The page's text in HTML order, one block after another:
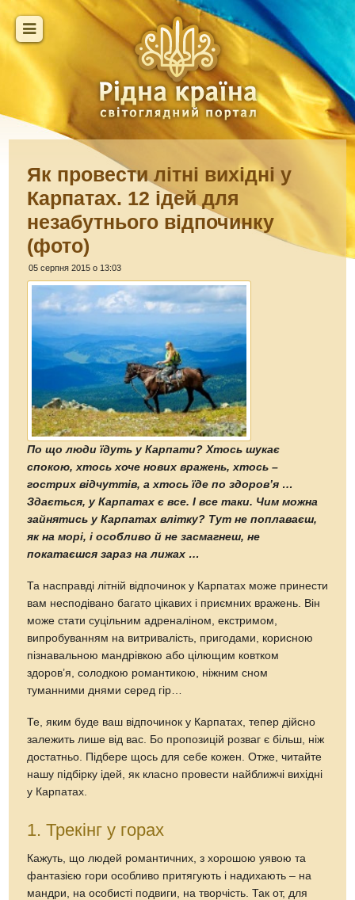
Як провести літні вихідні у
Карпатах. 12 ідей для
незабутнього відпочинку
(фото)
05 серпня 2015 о 13:03
По що люди їдуть у Карпати? Хтось шукає
спокою, хтось хоче нових вражень, хтось –
гострих відчуттів, а хтось їде по здоров’я …
Здається, у Карпатах є все. І все таки. Чим можна
зайнятись у Карпатах влітку? Тут не поплаваєш,
як на морі, і особливо й не засмагнеш, не
покатаєшся зараз на лижах …
Та насправді літній відпочинок у Карпатах може принести
вам несподівано багато цікавих і приємних вражень. Він
може стати суцільним адреналіном, екстримом,
випробуванням на витривалість, пригодами, корисною
пізнавальною мандрівкою або цілющим ковтком
здоров’я, солодкою романтикою, ніжним сном
туманними днями серед гір…
Те, яким буде ваш відпочинок у Карпатах, тепер дійсно
залежить лише від вас. Бо пропозицій розваг є більш, ніж
достатньо. Підбере щось для себе кожен. Отже, читайте
нашу підбірку ідей, як класно провести найближчі вихідні
у Карпатах.
1. Трекінг у горах
Кажуть, що людей романтичних, з хорошою уявою та
фантазією гори особливо притягують і надихають – на
мандри, на особисті подвиги, на творчість. Так от, для